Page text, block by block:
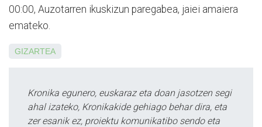
00:00, Auzotarren ikuskizun paregabea, jaiei amaiera
emateko.
GIZARTEA
Kronika egunero, euskaraz eta doan jasotzen segi
ahal izateko, Kronikakide gehiago behar dira, eta
zer esanik ez, proiektu komunikatibo sendo eta